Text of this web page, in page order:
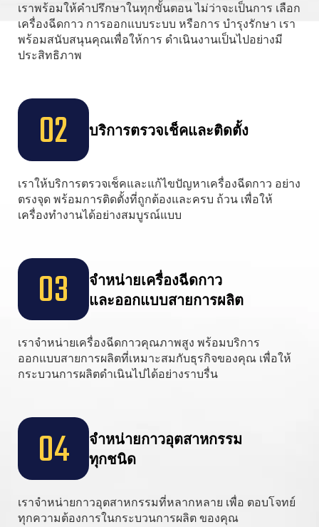
เราพร้อมให้คำปรึกษาในทุกขั้นตอน ไม่ว่าจะเป็นการ เลือก
เครื่องฉีดกาว การออกแบบระบบ หรือการ บำรุงรักษา เรา
พร้อมสนับสนุนคุณเพื่อให้การ ดำเนินงานเป็นไปอย่างมี
ประสิทธิภาพ
02 บริการตรวจเช็คและติดตั้ง
เราให้บริการตรวจเช็คและแก้ไขปัญหาเครื่องฉีดกาว อย่าง
ตรงจุด พร้อมการติดตั้งที่ถูกต้องและครบ ถ้วน เพื่อให้
เครื่องทำงานได้อย่างสมบูรณ์แบบ
03
จำหน่ายเครื่องฉีดกาว
และออกแบบสายการผลิต
เราจำหน่ายเครื่องฉีดกาวคุณภาพสูง พร้อมบริการ
ออกแบบสายการผลิตที่เหมาะสมกับธุรกิจของคุณ เพื่อให้
กระบวนการผลิตดำเนินไปได้อย่างราบรื่น
04
จำหน่ายกาวอุตสาหกรรม
ทุกชนิด
เราจำหน่ายกาวอุตสาหกรรมที่หลากหลาย เพื่อ ตอบโจทย์
ทุกความต้องการในกระบวนการผลิต ของคุณ